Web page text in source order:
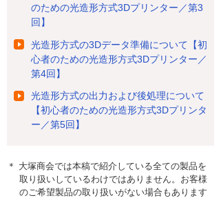
のための光造形方式3Dプリンター／第3
回】
光造形方式の3Dデータ準備について【初
心者のための光造形方式3Dプリンター／
第4回】
光造形方式の出力および後処理について
【初心者のための光造形方式3Dプリンタ
ー／第5回】
＊ 大塚商会では本稿で紹介している全ての製品を
取り扱いしているわけではありません。お客様
のご希望製品の取り扱いがない場合もあります